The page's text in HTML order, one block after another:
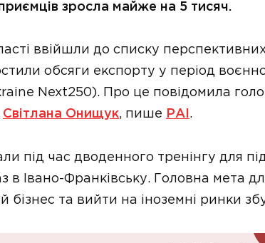
зросла майже на 5 тисяч.
ввійшли до списку
обсяги експорту у період
Next250). Про це повідомила
Світлана Онищук, пише РАІ .
під час дводенного тренінгу для
в Івано-Франківську. Головна мета
бізнес та вийти на іноземні ринки